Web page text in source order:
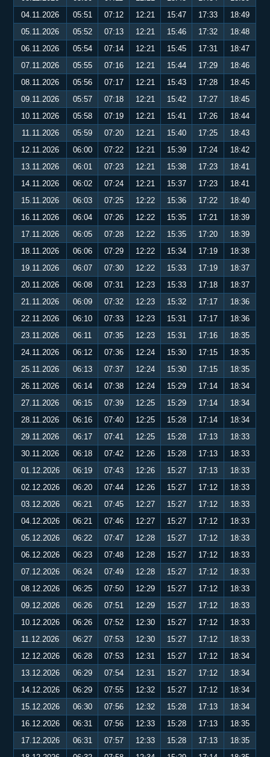
04.11.2026
05:51 07:12 12:21 15:47 17:33
18:49
05.11.2026
05:52 07:13 12:21 15:46 17:32
18:48
06.11.2026
05:54 07:14 12:21 15:45 17:31
18:47
07.11.2026
05:55 07:16 12:21 15:44 17:29
18:46
08.11.2026
05:56 07:17 12:21 15:43 17:28
18:45
09.11.2026
05:57 07:18 12:21 15:42 17:27
18:45
10.11.2026
05:58 07:19 12:21 15:41 17:26
18:44
11.11.2026
05:59 07:20 12:21 15:40 17:25
18:43
12.11.2026
06:00 07:22 12:21 15:39 17:24
18:42
13.11.2026
06:01 07:23 12:21 15:38 17:23
18:41
14.11.2026
06:02 07:24 12:21 15:37 17:23
18:41
15.11.2026
06:03 07:25 12:22 15:36 17:22
18:40
16.11.2026
06:04 07:26 12:22 15:35 17:21
18:39
17.11.2026
06:05 07:28 12:22 15:35 17:20
18:39
18.11.2026
06:06 07:29 12:22 15:34 17:19
18:38
19.11.2026
06:07 07:30 12:22 15:33 17:19
18:37
20.11.2026
06:08 07:31 12:23 15:33 17:18
18:37
21.11.2026
06:09 07:32 12:23 15:32 17:17
18:36
22.11.2026
06:10 07:33 12:23 15:31 17:17
18:36
23.11.2026
06:11 07:35 12:23 15:31 17:16
18:35
24.11.2026
06:12 07:36 12:24 15:30 17:15
18:35
25.11.2026
06:13 07:37 12:24 15:30 17:15
18:35
26.11.2026
06:14 07:38 12:24 15:29 17:14
18:34
27.11.2026
06:15 07:39 12:25 15:29 17:14
18:34
28.11.2026
06:16 07:40 12:25 15:28 17:14
18:34
29.11.2026
06:17 07:41 12:25 15:28 17:13
18:33
30.11.2026
06:18 07:42 12:26 15:28 17:13
18:33
01.12.2026
06:19 07:43 12:26 15:27 17:13
18:33
02.12.2026
06:20 07:44 12:26 15:27 17:12
18:33
03.12.2026
06:21 07:45 12:27 15:27 17:12
18:33
04.12.2026
06:21 07:46 12:27 15:27 17:12
18:33
05.12.2026
06:22 07:47 12:28 15:27 17:12
18:33
06.12.2026
06:23 07:48 12:28 15:27 17:12
18:33
07.12.2026
06:24 07:49 12:28 15:27 17:12
18:33
08.12.2026
06:25 07:50 12:29 15:27 17:12
18:33
09.12.2026
06:26 07:51 12:29 15:27 17:12
18:33
10.12.2026
06:26 07:52 12:30 15:27 17:12
18:33
11.12.2026
06:27 07:53 12:30 15:27 17:12
18:33
12.12.2026
06:28 07:53 12:31 15:27 17:12
18:34
13.12.2026
06:29 07:54 12:31 15:27 17:12
18:34
14.12.2026
06:29 07:55 12:32 15:27 17:12
18:34
15.12.2026
06:30 07:56 12:32 15:28 17:13
18:34
16.12.2026
06:31 07:56 12:33 15:28 17:13
18:35
17.12.2026
06:31 07:57 12:33 15:28 17:13
18:35